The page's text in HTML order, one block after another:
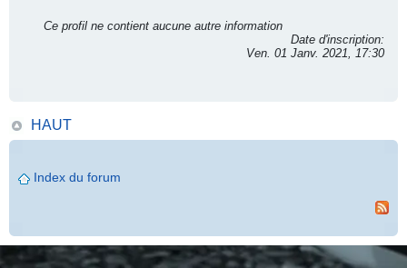
Ce profil ne contient aucune autre information
Date d'inscription:
Ven. 01 Janv. 2021, 17:30
HAUT
Index du forum